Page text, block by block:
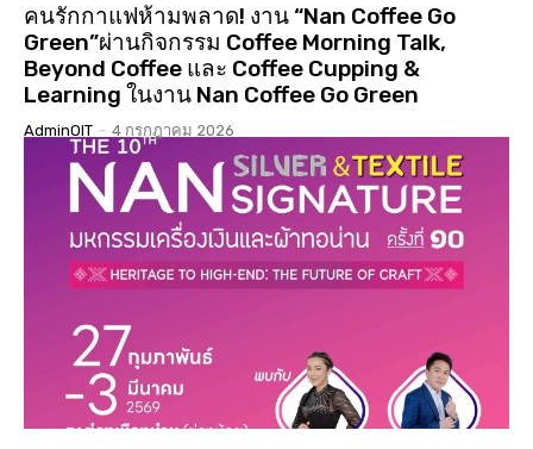
คนรักกาแฟห้ามพลาด! งาน “Nan Coffee Go
Green”ผ่านกิจกรรม Coffee Morning Talk,
Beyond Coffee และ Coffee Cupping &
Learning ในงาน Nan Coffee Go Green
AdminOIT - 4 กรกฎาคม 2026